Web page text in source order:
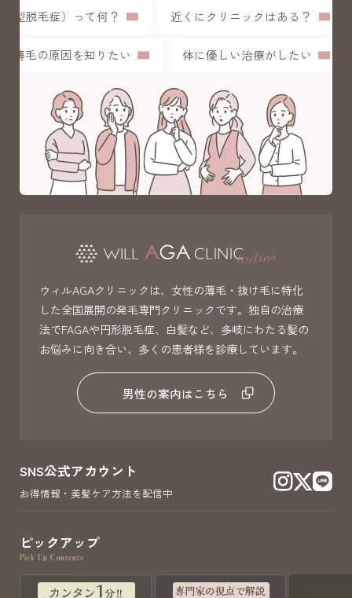
性型脱毛症）って何？ 近くにクリニックはある？
薄毛の原因を知りたい 体に優しい治療がしたい
ウィルAGAクリニックは、女性の薄毛・抜け毛に特化
した全国展開の発毛専門クリニックです。独自の治療
法でFAGAや円形脱毛症、白髪など、多岐にわたる髪の
お悩みに向き合い、多くの患者様を診療しています。
男性の案内はこちら
SNS公式アカウント
お得情報・美髪ケア方法を配信中
ピックアップ
Pick Up Contents